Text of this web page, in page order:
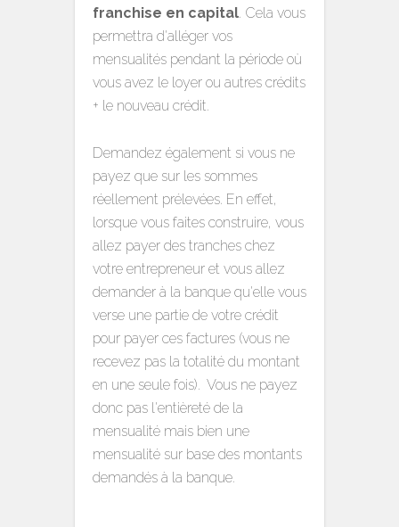
franchise en capital . Cela vous
permettra d'alléger vos
mensualités pendant la période où
vous avez le loyer ou autres crédits
+ le nouveau crédit.
Demandez également si vous ne
payez que sur les sommes
réellement prélevées. En effet,
lorsque vous faites construire, vous
allez payer des tranches chez
votre entrepreneur et vous allez
demander à la banque qu'elle vous
verse une partie de votre crédit
pour payer ces factures (vous ne
recevez pas la totalité du montant
en une seule fois). Vous ne payez
donc pas l'entièreté de la
mensualité mais bien une
mensualité sur base des montants
demandés à la banque.